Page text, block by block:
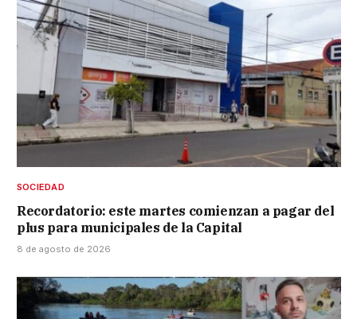
SOCIEDAD
Recordatorio: este martes comienzan a pagar del
plus para municipales de la Capital
8 de agosto de 2026